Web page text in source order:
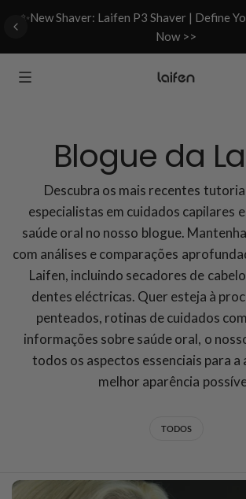
✨New Shaver: Laifen P3 Shaver | Define
Now >>
Blogue da
Descubra os mais recentes
especialistas em cuidados capilares
saúde oral no nosso blogue.
com análises e comparações
Laifen, incluindo secadores de
dentes eléctricas. Quer esteja à
penteados, rotinas de cuidados
informações sobre saúde oral, o
todos os aspectos essenciais para a
melhor aparência
TODOS